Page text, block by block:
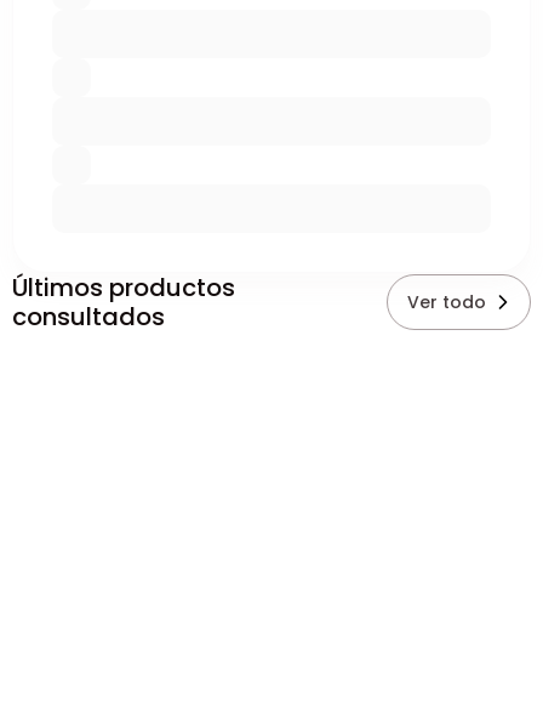
Últimos productos
consultados
Ver todo